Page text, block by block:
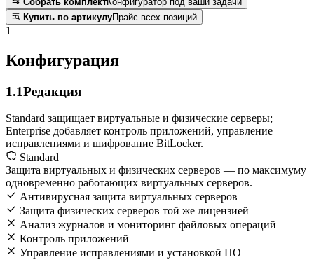
Купить по артикулуПрайс всех позиций
1
Конфигурация
1.1Редакция
Standard защищает виртуальные и физические серверы;
Enterprise добавляет контроль приложений, управление
исправлениями и шифрование BitLocker.
Standard
Защита виртуальных и физических серверов — по максимуму
одновременно работающих виртуальных серверов.
Антивирусная защита виртуальных серверов
Защита физических серверов той же лицензией
Анализ журналов и мониторинг файловых операций
Контроль приложений
Управление исправлениями и установкой ПО